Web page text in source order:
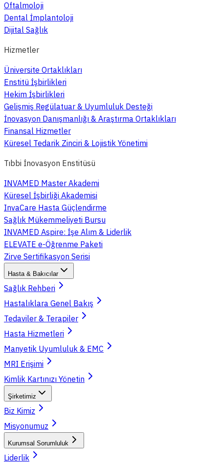
Oftalmoloji
Dental İmplantoloji
Dijital Sağlık
Hizmetler
Üniversite Ortaklıkları
Enstitü İşbirlikleri
Hekim İşbirlikleri
Gelişmiş Regülatuar & Uyumluluk Desteği
İnovasyon Danışmanlığı & Araştırma Ortaklıkları
Finansal Hizmetler
Küresel Tedarik Zinciri & Lojistik Yönetimi
Tıbbi İnovasyon Enstitüsü
INVAMED Master Akademi
Küresel İşbirliği Akademisi
InvaCare Hasta Güçlendirme
Sağlık Mükemmeliyeti Bursu
INVAMED Aspire: İşe Alım & Liderlik
ELEVATE e-Öğrenme Paketi
Zirve Sertifikasyon Serisi
Hasta & Bakıcılar
Sağlık Rehberi
Hastalıklara Genel Bakış
Tedaviler & Terapiler
Hasta Hizmetleri
Manyetik Uyumluluk & EMC
MRI Erişimi
Kimlik Kartınızı Yönetin
Şirketimiz
Biz Kimiz
Misyonumuz
Kurumsal Sorumluluk
Liderlik